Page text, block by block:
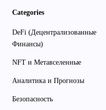
Categories
DeFi (Децентрализованные
Финансы)
NFT и Метавселенные
Аналитика и Прогнозы
Безопасность